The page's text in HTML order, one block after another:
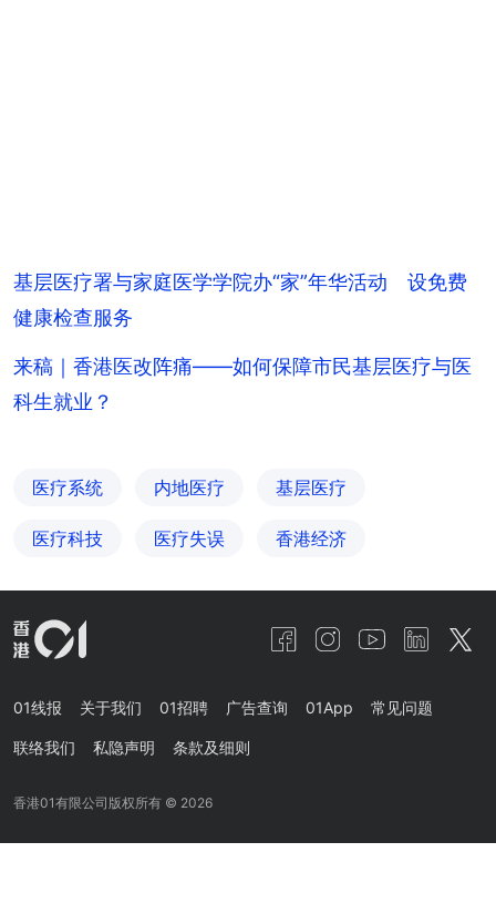
基层医疗署与家庭医学学院办“家”年华活动 设免费
健康检查服务
来稿｜香港医改阵痛——如何保障市民基层医疗与医
科生就业？
医疗系统 内地医疗 基层医疗
医疗科技 医疗失误 香港经济
01线报 关于我们 01招聘 广告查询 01App 常见问题
联络我们 私隐声明 条款及细则
香港01有限公司版权所有 © 2026